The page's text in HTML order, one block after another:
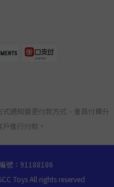
式通知變更付款方式、會員付費升
進行付款。
號：91188186
Toys All rights reserved